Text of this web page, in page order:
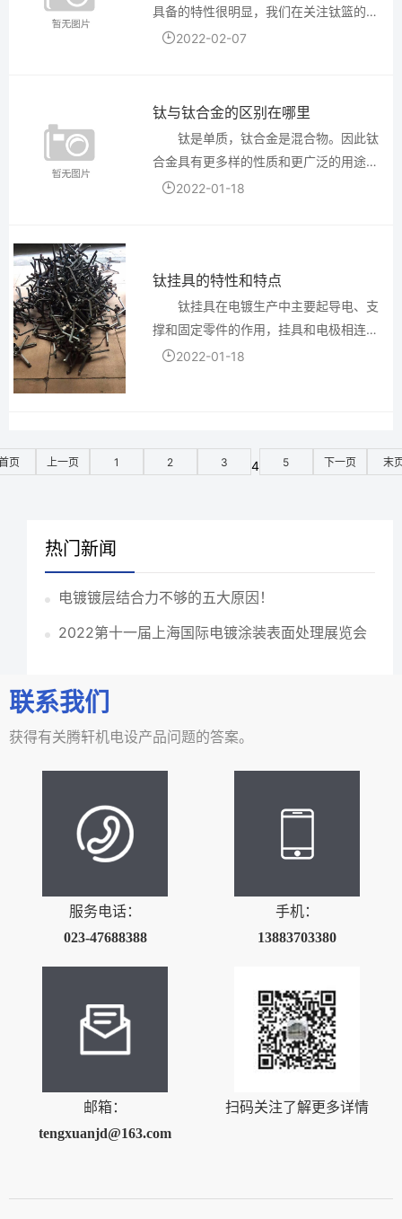
具备的特性很明显，我们在关注钛篮的时
候除了可以看看实际使用的场所范围之
都可以合理选择，现在本身的...
2022-02-07
钛与钛合金的区别在哪里
钛是单质，钛合金是混合物。因此钛
合金具有更多样的性质和更广泛的用途。
钛合金 概念定义： 以钛为基加入其他合金
2022-01-18
钛挂具的特性和特点
钛挂具在电镀生产中主要起导电、支
撑和固定零件的作用，挂具和电极相连
接，使电流较均匀地传递到零件上进行电
2022-01-18
页 上一页 1 2 3 4 5 下一页 末
热门新闻
电镀镀层结合力不够的五大原因！
2022第十一届上海国际电镀涂装表面处理展览会
联系我们
获得有关腾轩机电设产品问题的答案。
服务电话：
023-47688388
手机：
13883703380
邮箱：
tengxuanjd@163.com
扫码关注了解更多详情